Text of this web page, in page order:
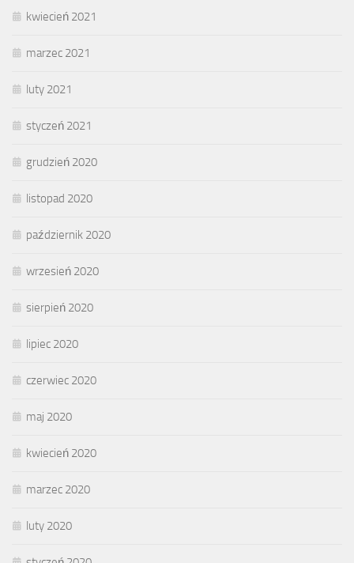
kwiecień 2021
marzec 2021
luty 2021
styczeń 2021
grudzień 2020
listopad 2020
październik 2020
wrzesień 2020
sierpień 2020
lipiec 2020
czerwiec 2020
maj 2020
kwiecień 2020
marzec 2020
luty 2020